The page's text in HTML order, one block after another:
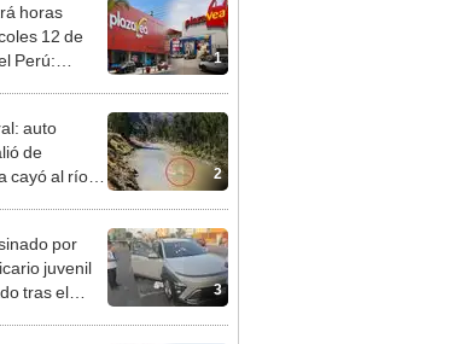
1
horas
12 de
Perú:
2
auto
de
cayó al río
3
por
juvenil
tras el